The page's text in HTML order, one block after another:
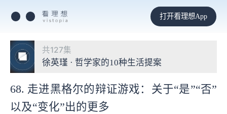
打开看理想App
共127集
徐英瑾 · 哲学家的10种生活提案
68. 走进黑格尔的辩证游戏：关于“是”“否”
以及“变化”出的更多